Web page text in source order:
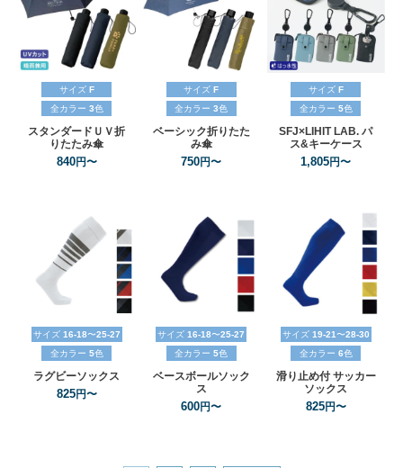
サイズ F
全カラー 3色
スタンダードＵＶ折
りたたみ傘
840円〜
サイズ F
全カラー 3色
ベーシック折りたた
み傘
750円〜
サイズ F
全カラー 5色
SFJ×LIHIT LAB. パ
ス&キーケース
1,805円〜
サイズ 16-18〜25-27
全カラー 5色
ラグビーソックス
825円〜
サイズ 16-18〜25-27
全カラー 5色
ベースボールソック
ス
600円〜
サイズ 19-21〜28-30
全カラー 6色
滑り止め付 サッカー
ソックス
825円〜